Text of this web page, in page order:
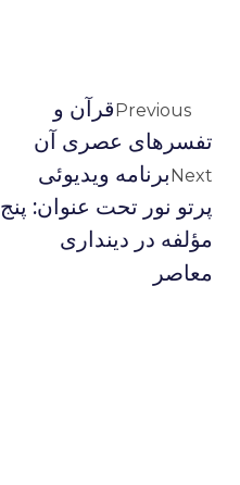
Previousقرآن و
تفسرهای عصری آن
Nextبرنامه ویدیوئى
پرتو نور تحت عنوان: پنج
مؤلفه در دینداری
معاصر